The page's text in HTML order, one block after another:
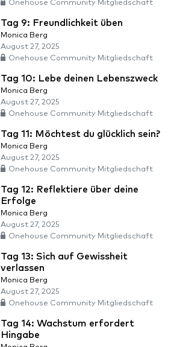
Onehouse Community Mitgliedschaft
Tag 9: Freundlichkeit üben
Monica Berg
August 27, 2025
Onehouse Community Mitgliedschaft
Tag 10: Lebe deinen Lebenszweck
Monica Berg
August 27, 2025
Onehouse Community Mitgliedschaft
Tag 11: Möchtest du glücklich sein?
Monica Berg
August 27, 2025
Onehouse Community Mitgliedschaft
Tag 12: Reflektiere über deine
Erfolge
Monica Berg
August 27, 2025
Onehouse Community Mitgliedschaft
Tag 13: Sich auf Gewissheit
verlassen
Monica Berg
August 27, 2025
Onehouse Community Mitgliedschaft
Tag 14: Wachstum erfordert
Hingabe